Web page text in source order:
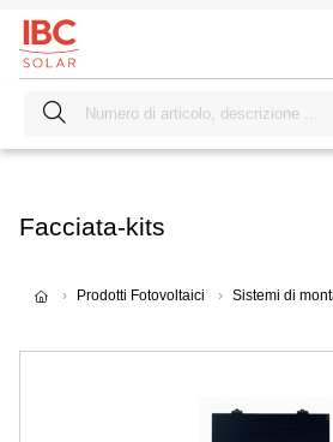
Facciata-kits
Prodotti Fotovoltaici Sistemi di